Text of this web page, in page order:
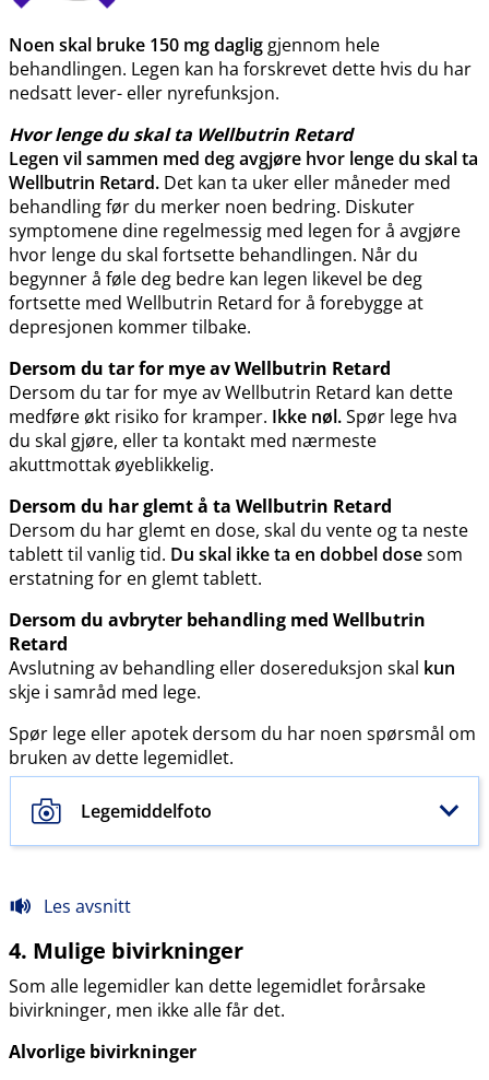
Noen skal bruke 150 mg daglig gjennom hele
behandlingen. Legen kan ha forskrevet dette hvis du har
nedsatt lever- eller nyrefunksjon.
Hvor lenge du skal ta Wellbutrin Retard
Legen vil sammen med deg avgjøre hvor lenge du skal ta
Wellbutrin Retard. Det kan ta uker eller måneder med
behandling før du merker noen bedring. Diskuter
symptomene dine regelmessig med legen for å avgjøre
hvor lenge du skal fortsette behandlingen. Når du
begynner å føle deg bedre kan legen likevel be deg
fortsette med Wellbutrin Retard for å forebygge at
depresjonen kommer tilbake.
Dersom du tar for mye av Wellbutrin Retard
Dersom du tar for mye av Wellbutrin Retard kan dette
medføre økt risiko for kramper. Ikke nøl.Spør lege hva
du skal gjøre, eller ta kontakt med nærmeste
akuttmottak øyeblikkelig.
Dersom du har glemt å ta Wellbutrin Retard
Dersom du har glemt en dose, skal du vente og ta neste
tablett til vanlig tid. Du skal ikke ta en dobbel dosesom
erstatning for en glemt tablett.
Dersom du avbryter behandling med Wellbutrin
Retard
Avslutning av behandling eller dosereduksjon skal kun
skje i samråd med lege.
Spør lege eller apotek dersom du har noen spørsmål om
bruken av dette legemidlet.
Legemiddelfoto
Les avsnitt
4. Mulige bivirkninger
Som alle legemidler kan dette legemidlet forårsake
bivirkninger, men ikke alle får det.
Alvorlige bivirkninger